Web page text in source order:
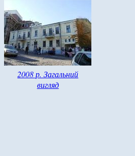
2008 р. Загальний
вигляд